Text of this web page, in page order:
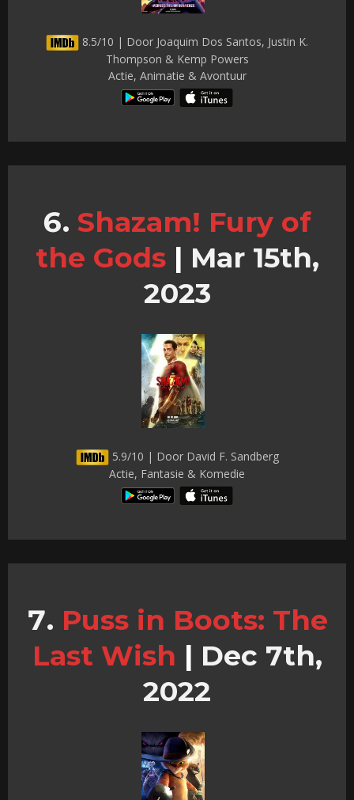
8.5/10 | Door Joaquim Dos Santos, Justin K.
Thompson & Kemp Powers
Actie, Animatie & Avontuur
Shazam! Fury of
the Gods | Mar 15th,
2023
5.9/10 | Door David F. Sandberg
Actie, Fantasie & Komedie
Puss in Boots: The
Last Wish | Dec 7th,
2022